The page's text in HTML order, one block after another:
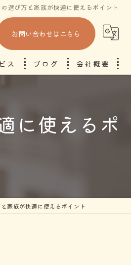
選び方と家族が快適に使えるポイント
お問い合わせはこちら
ス ブログ 会社概要
に使えるポ
家族が快適に使えるポイント